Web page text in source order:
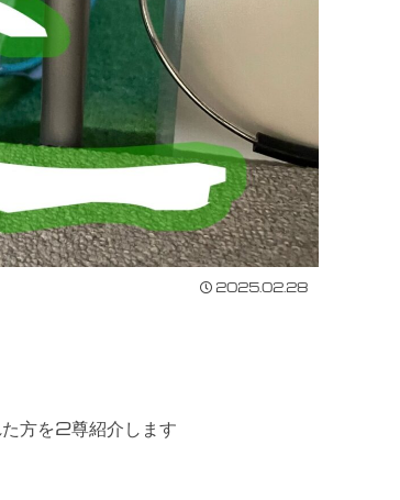
2025.02.28
方を2尊紹介します